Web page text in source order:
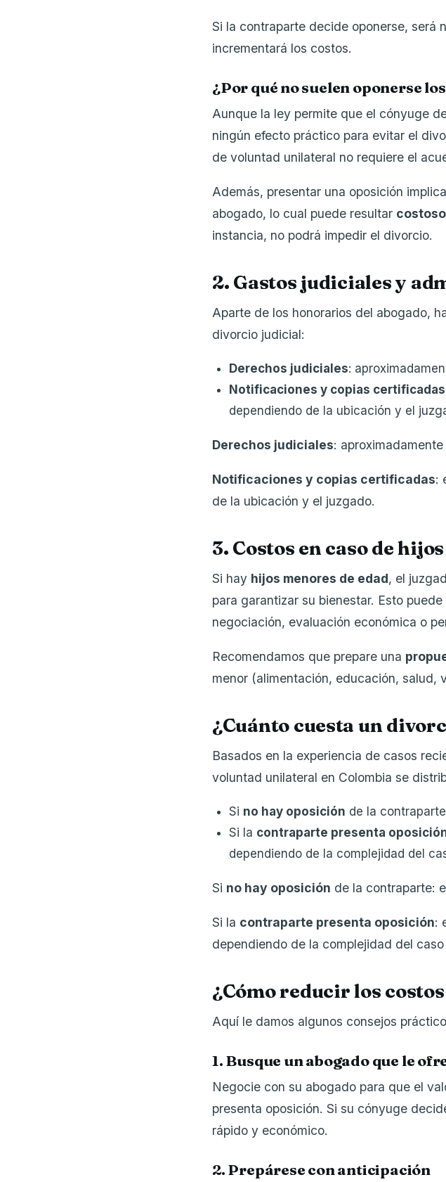
Si la contraparte decide oponerse, será
incrementará los costos.
¿Por qué no suelen oponerse
Aunque la ley permite que el cónyuge
ningún efecto práctico para evitar el
de voluntad unilateral no requiere el
Además, presentar una oposición
abogado, lo cual puede resultar costoso
instancia, no podrá impedir el divorcio.
2. Gastos judiciales y
Aparte de los honorarios del abogado,
divorcio judicial:
Derechos judiciales:
Notificaciones y copias certificadas
dependiendo de la ubicación y el
Derechos judiciales: aproximadamente
Notificaciones y copias certificadas:
de la ubicación y el juzgado.
3. Costos en caso de
Si hay hijos menores de edad, el
para garantizar su bienestar. Esto
negociación, evaluación económica o
Recomendamos que prepare una
menor (alimentación, educación, salud,
¿Cuánto cuesta un
Basados en la experiencia de casos
voluntad unilateral en Colombia se
Si no hay oposición de la
Si la contraparte presenta
dependiendo de la complejidad del
Si no hay oposición de la contraparte:
Si la contraparte presenta oposición:
dependiendo de la complejidad del
¿Cómo reducir los
Aquí le damos algunos consejos
1. Busque un abogado que le
Negocie con su abogado para que el
presenta oposición. Si su cónyuge
rápido y económico.
2. Prepárese con anticipación